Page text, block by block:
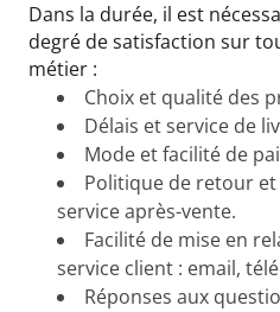
Dans la durée, il est
degré de satisfaction sur
métier :
Choix et qualité des
Délais et service de
Mode et facilité de
Politique de retour
service après-vente.
Facilité de mise en
service client : email,
Réponses aux